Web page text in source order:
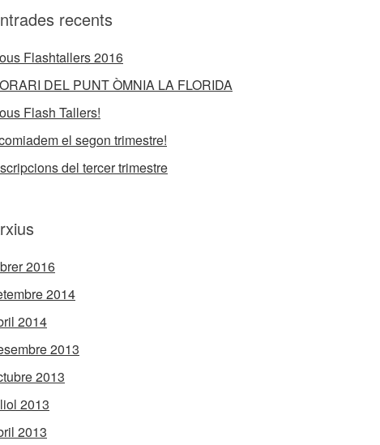
recents
Flashtallers 2016
DEL PUNT ÒMNIA LA FLORIDA
Flash Tallers!
el segon trimestre!
del tercer trimestre
2016
2014
2014
2013
2013
2013
2013